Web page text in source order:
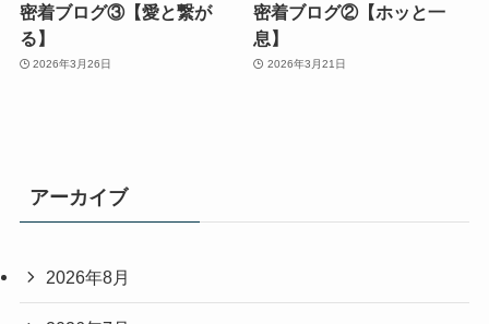
密着ブログ③【愛と繋が
る】
2026年3月26日
密着ブログ②【ホッと一
息】
2026年3月21日
アーカイブ
2026年8月